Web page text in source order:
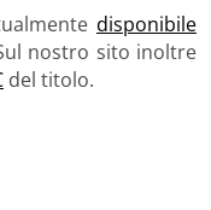
disponibile
nostro sito inoltre
del titolo.